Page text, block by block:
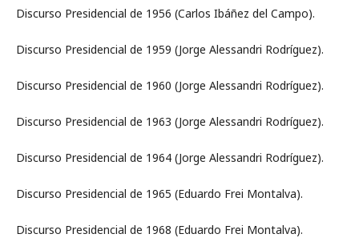
Discurso Presidencial de 1956 (Carlos Ibáñez del Campo).
Discurso Presidencial de 1959 (Jorge Alessandri Rodríguez).
Discurso Presidencial de 1960 (Jorge Alessandri Rodríguez).
Discurso Presidencial de 1963 (Jorge Alessandri Rodríguez).
Discurso Presidencial de 1964 (Jorge Alessandri Rodríguez).
Discurso Presidencial de 1965 (Eduardo Frei Montalva).
Discurso Presidencial de 1968 (Eduardo Frei Montalva).